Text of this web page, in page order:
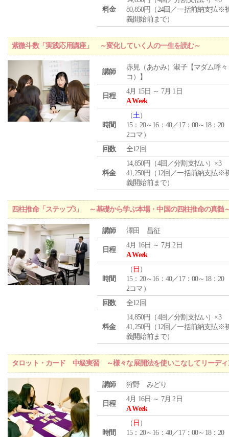
料金
80,850円（24回／一括前納支払※
義開始前まで）
紫微斗数「実践応用講座」 ～変化していく人の一生を読む～
講師
赤見（あかみ）淑子【マダム呼々
コ）】
日程
4月 15日 ～ 7月 1日
A Week
時間
（土）
15：20～16：40／17：00～18：20
2コマ）
回数
全12回
料金
14,850円（4回／分割支払い）×3
41,250円（12回／一括前納支払※
義開始前まで）
四柱推命「ステップ3」 ～基礎から学ぶ本場・中国の四柱推命の真髄
講師 澤田 昌征
日程
4月 16日 ～ 7月 2日
A Week
時間
（ 日 ）
15：20～16：40／17：00～18：20
2コマ）
回数
全12回
料金
14,850円（4回／分割支払い）×3
41,250円（12回／一括前納支払※
義開始前まで）
タロット・カード 中級実習 ～様々な展開法を使いこなしてリーディ
講師 狩野 みどり
日程
4月 16日 ～ 7月 2日
A Week
時間
（ 日 ）
15：20～16：40／17：00～18：20